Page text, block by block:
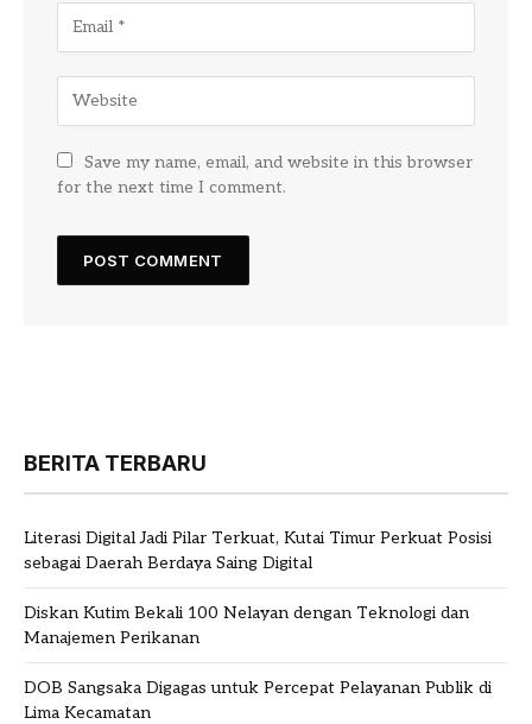
Save my name, email, and website in this browser
for the next time I comment.
BERITA TERBARU
Literasi Digital Jadi Pilar Terkuat, Kutai Timur Perkuat Posisi
sebagai Daerah Berdaya Saing Digital
Diskan Kutim Bekali 100 Nelayan dengan Teknologi dan
Manajemen Perikanan
DOB Sangsaka Digagas untuk Percepat Pelayanan Publik di
Lima Kecamatan